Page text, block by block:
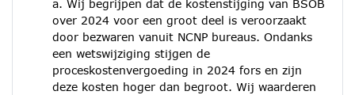
a. Wij begrijpen dat de kostenstijging van BSOB
over 2024 voor een groot deel is veroorzaakt
door bezwaren vanuit NCNP bureaus. Ondanks
een wetswijziging stijgen de
proceskostenvergoeding in 2024 fors en zijn
deze kosten hoger dan begroot. Wij waarderen